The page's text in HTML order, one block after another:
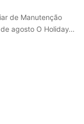
de Manutenção
agosto O Holiday…